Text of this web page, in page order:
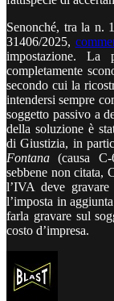
Senonché, tra la n.
31406/2025,
impostazione. La
completamente
secondo cui la
intendersi sempre
soggetto passivo a
della soluzione è
di Giustizia, in
Fontana (causa
sebbene non citata,
l’IVA deve gravare
l’imposta in
farla gravare sul
costo d’impresa.